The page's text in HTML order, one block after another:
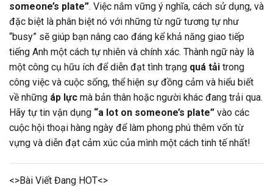
someone’s plate”. Việc nắm vững ý nghĩa, cách sử dụng, và
đặc biệt là phân biệt nó với những từ ngữ tương tự như
“busy” sẽ giúp bạn nâng cao đáng kể khả năng giao tiếp
tiếng Anh một cách tự nhiên và chính xác. Thành ngữ này là
một công cụ hữu ích để diễn đạt tình trạng quá tải trong
công việc và cuộc sống, thể hiện sự đồng cảm và hiểu biết
về những áp lực mà bản thân hoặc người khác đang trải qua.
Hãy tự tin vận dụng “a lot on someone’s plate” vào các
cuộc hội thoại hàng ngày để làm phong phú thêm vốn từ
vựng và diễn đạt cảm xúc của mình một cách tinh tế nhất!
<>Bài Viết Đang HOT<>